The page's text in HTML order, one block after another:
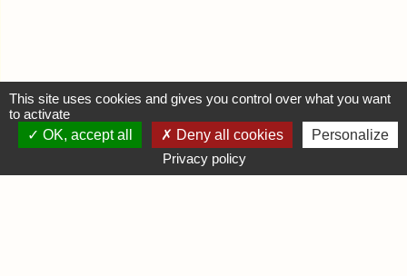
MON COMPTE
This site uses cookies and gives you control over what you want
to activate
OK, accept all
Deny all cookies
Personalize
Privacy policy